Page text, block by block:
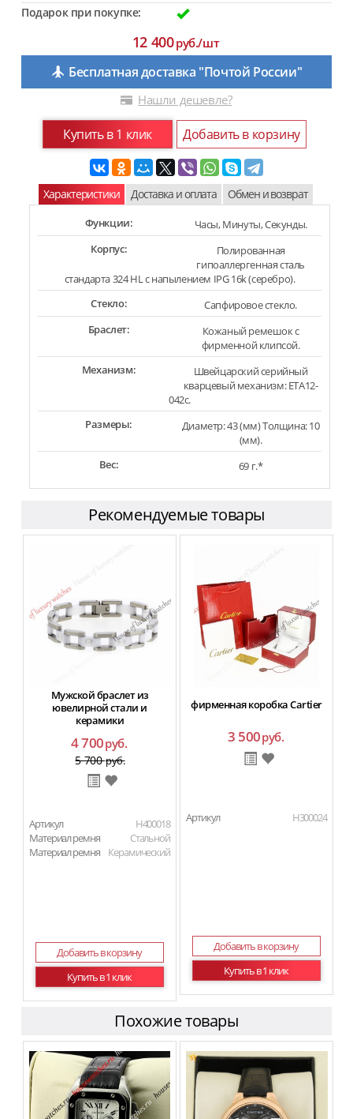
Подарок при покупке:
12 400руб./шт
Бесплатная доставка "Почтой России"
Нашли дешевле?
Купить в 1 клик Добавить в корзину
Характеристики Доставка и оплата Обмен и возврат
Функции:
Часы, Минуты, Секунды.
Корпус:
Полированная
гипоаллергенная сталь
стандарта 324 HL с напылением IPG 16k (серебро).
Стекло:
Сапфировое стекло.
Браслет:
Кожаный ремешок с
фирменной клипсой.
Механизм:
Швейцарский серийный
кварцевый механизм: ETA12-
042c.
Размеры:
Диаметр: 43 (мм) Толщина: 10
(мм).
Вес:
69 г.*
Рекомендуемые товары
Мужской браслет из
ювелирной стали и
керамики
4 700руб.
5 700руб.
Артикул
H400018
Материал ремня
Стальной
Материал ремня
Керамический
Добавить в корзину
Купить в 1 клик
фирменная коробка Cartier
3 500руб.
Артикул H300024
Добавить в корзину
Купить в 1 клик
Похожие товары